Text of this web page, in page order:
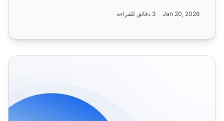
Jan 20, 2026 3 دقائق للقراءة
ميزات CRM لدعم العملاء